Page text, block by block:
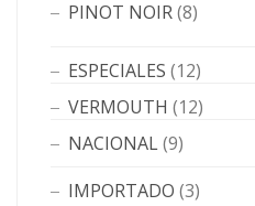
PINOT NOIR(8)
ESPECIALES (12)
VERMOUTH (12)
NACIONAL(9)
IMPORTADO (3)